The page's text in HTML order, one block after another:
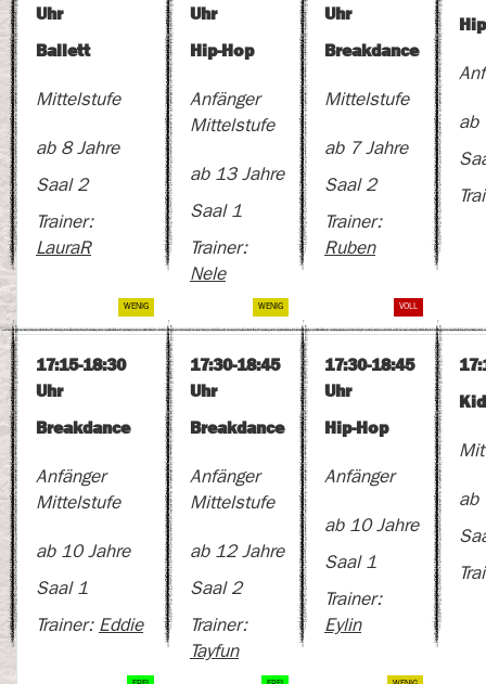
Uhr
Ballett
Mittelstufe
ab 8 Jahre
Saal 2
Trainer:
LauraR
Uhr
Hip-Hop
Anfänger
Mittelstufe
ab 13 Jahre
Saal 1
Trainer:
Nele
Uhr
Breakdance
Mittelstufe
ab 7 Jahre
Saal 2
Trainer:
Ruben
ab
17:15-18:30
Uhr
Breakdance
Anfänger
Mittelstufe
ab 10 Jahre
Saal 1
Trainer: Eddie
17:30-18:45
Uhr
Breakdance
Anfänger
Mittelstufe
ab 12 Jahre
Saal 2
Trainer:
Tayfun
17:30-18:45
Uhr
Hip-Hop
Anfänger
ab 10 Jahre
Saal 1
Trainer:
Eylin
ab